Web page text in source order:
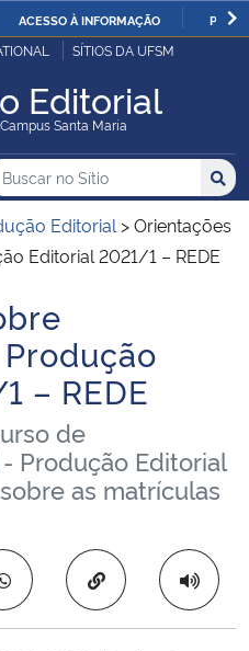
IR
O
ACESSO À INFORMAÇÃO
SÍTIOS DA UFSM
Editorial
Santa Maria
Sítio no no Sítio
Editorial >Orientações
Editorial 2021/1 – REDE
– REDE
de
Produção Editorial
as matrículas
Copiar para área